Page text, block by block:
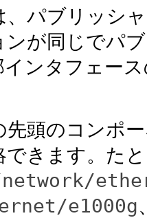
パブリッシ
ンが同じでパ
ンタフェー
先頭のコンポ
できます。た
e1000g